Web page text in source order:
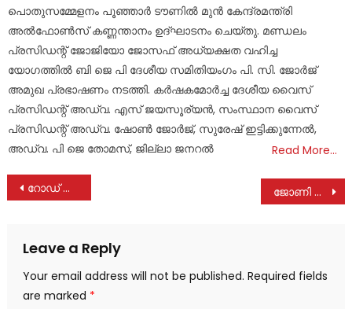
പൊതുസമ്മേളനം പൂഞ്ഞാർ ടൗണിൽ മുൻ കേന്ദ്രമന്ത്രി
അൽഫോൺസ് കണ്ണന്താനം ഉദ്ഘാടനം ചെയ്തു. മണ്ഡലം
പ്രസിഡന്റ്‌ ജോജിയോ ജോസഫ് അധ്യക്ഷത വഹിച്ച
യോഗത്തിൽ ബി ജെ പി ദേശീയ സമിതിയംഗം പി. സി. ജോർജ്
അമുഖ പ്രഭാഷണം നടത്തി. കർഷകമോർച്ച ദേശീയ വൈസ്
പ്രസിഡന്റ്‌ അഡ്വ. എസ് ജയസൂര്യൻ, സംസ്ഥാന വൈസ്
പ്രസിഡന്റ്‌ അഡ്വ. ഷോൺ ജോർജ്, സുരേഷ് ഇട്ടിക്കുന്നേൽ,
അഡ്വ. പി ജെ തോമസ്, ജില്ലാ ജനറൽ
Read More…
Post
റോഡ് കുറുകെ കടക്കുന്നതിനിടെ സ്കൂട്ടർ ഇടിച്ച് റിട്ടയേർഡ് ഗവൺമെൻ്റ് ഡോക്ടർക്ക്‌ പരുക്ക് ജോണി നെല്ലൂരിന്റെ മടങ്ങിവരവ് കേരള കോണ്‍ഗ്രസ് എമ്മിന് ശക്തിപകരും; സ്വാഗതം ചെയ്ത് ജോസ് കെ മാണി
Leave a Reply
Your email address will not be published. Required fields
are marked *